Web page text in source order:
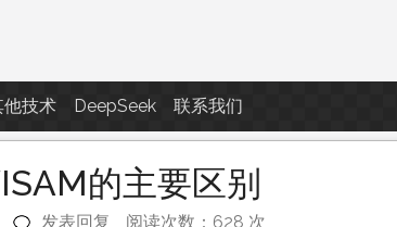
他技术 DeepSeek 联系我们
的主要区别
发表回复 阅读次数：628 次